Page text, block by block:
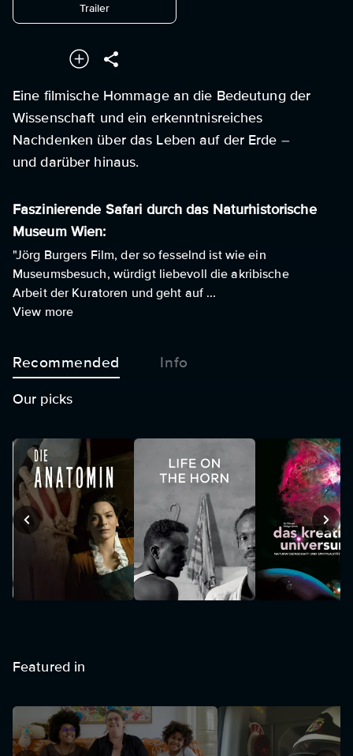
Trailerundefined
Eine filmische Hommage an die Bedeutung der
Wissenschaft und ein erkenntnisreiches
Nachdenken über das Leben auf der Erde –
und darüber hinaus.
Faszinierende Safari durch das Naturhistorische
Museum Wien:
"Jörg Burgers Film, der so fesselnd ist wie ein
Museumsbesuch, würdigt liebevoll die akribische
Arbeit der Kuratoren und geht auf ...
View more
Recommended Info
Our picks
Featured in